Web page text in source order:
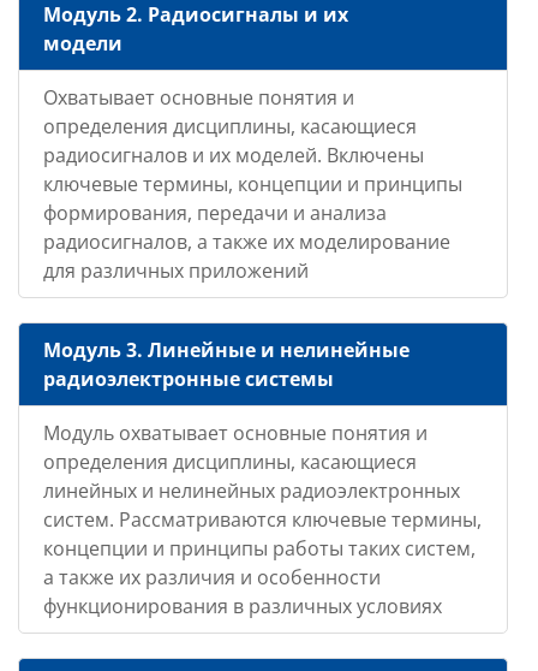
Модуль 2. Радиосигналы и их
модели
Охватывает основные понятия и
определения дисциплины, касающиеся
радиосигналов и их моделей. Включены
ключевые термины, концепции и принципы
формирования, передачи и анализа
радиосигналов, а также их моделирование
для различных приложений
Модуль 3. Линейные и нелинейные
радиоэлектронные системы
Модуль охватывает основные понятия и
определения дисциплины, касающиеся
линейных и нелинейных радиоэлектронных
систем. Рассматриваются ключевые термины,
концепции и принципы работы таких систем,
а также их различия и особенности
функционирования в различных условиях